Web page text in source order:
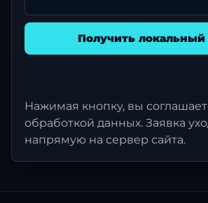
Получить локальный
Нажимая кнопку, вы
обработкой данных. Заявка
напрямую на сервер сайта.